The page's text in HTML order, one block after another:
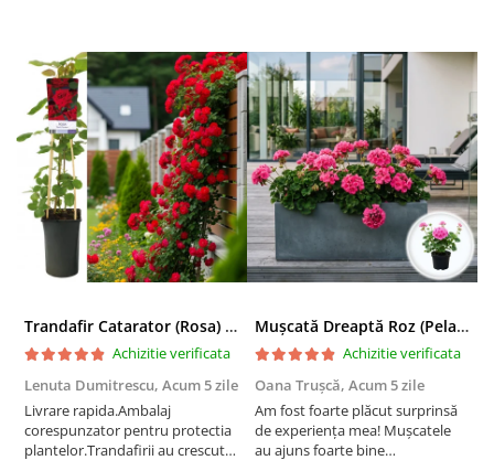
Trandafir Catarator (Rosa) Red Climber - 75cm
Achizitie verificata
Lenuta Dumitrescu, Acum 5 zile
Livrare rapida.Ambalaj
corespunzator pentru protectia
plantelor.Trandafirii au crescut
Mușcată Dreaptă Roz (Pelargonium Zonale)
Achizitie verificata
Oana Trușcă, Acum 5 zile
Am fost foarte plăcut surprinsă
de experiența mea! Mușcatele
au ajuns foarte bine